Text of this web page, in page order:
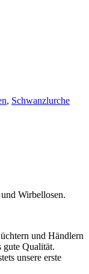
, Schwanzlurche
Wirbellosen.
und Händlern
gute Qualität.
unsere erste